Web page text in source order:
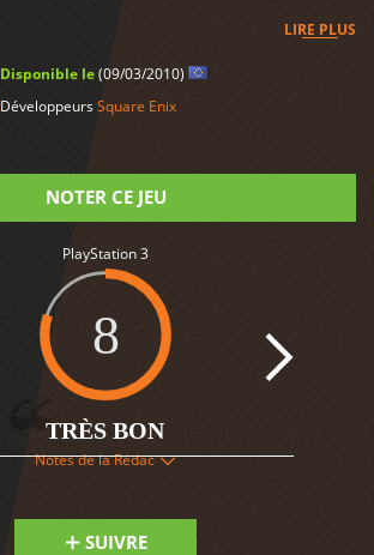
LIRE PLUS
Disponible le(09/03/2010)
DéveloppeursSquare Enix
NOTER CE JEU
PlayStation 3
8
TRÈS BON
Notes de la Rédac
SUIVRE